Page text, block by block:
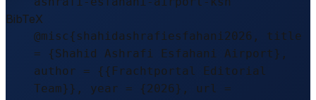
BibTeX
@misc{shahidashrafiesfahani2026, title
= {Shahid Ashrafi Esfahani Airport},
author = {{Frachtportal Editorial
Team}}, year = {2026}, url =